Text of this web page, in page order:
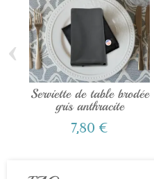
Serviette de table brodée
gris anthracite
7,80 €
‹